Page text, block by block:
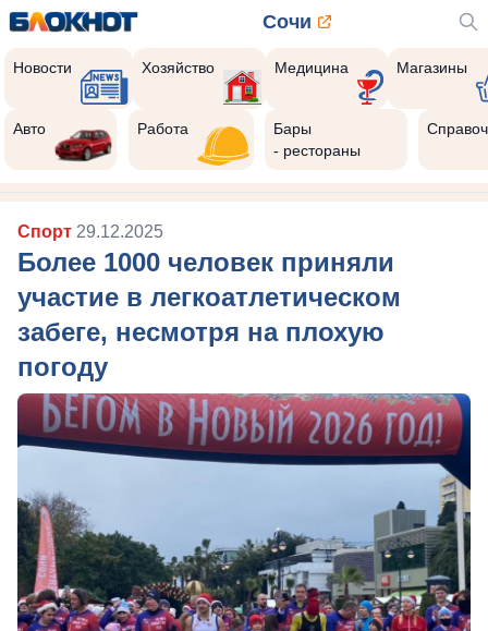
Сочи
Новости Хозяйство Медицина Магазины
Авто Работа
Бары
- рестораны
Спорт 29.12.2025
Более 1000 человек приняли
участие в легкоатлетическом
забеге, несмотря на плохую
погоду